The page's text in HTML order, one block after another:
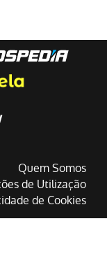
Quem Somos
de Utilização
de Cookies